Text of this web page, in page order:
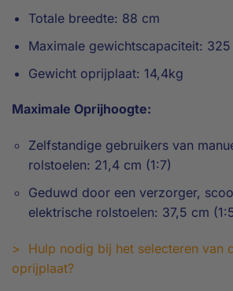
Totale breedte: 88 cm
Maximale gewichtscapaciteit:
Gewicht oprijplaat: 14,4kg
Maximale Oprijhoogte:
Zelfstandige gebruikers van
rolstoelen: 21,4 cm (1:7)
Geduwd door een verzorger,
elektrische rolstoelen: 37,5 cm
> Hulp nodig bij het selecteren van
oprijplaat?